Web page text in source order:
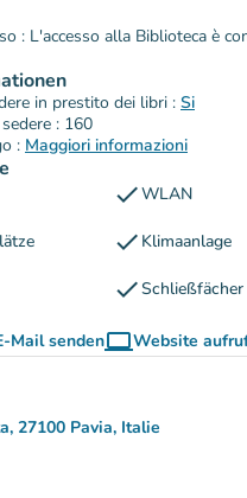
: L'accesso alla Biblioteca è
in prestito dei libri : Si
: 160
: Maggiori informazioni
checkWLAN
check Klimaanlage
checkSchließfächer
Mail sendencomputerWebsite(new
27100 Pavia, Italie
Google Maps öffnen)
tab)